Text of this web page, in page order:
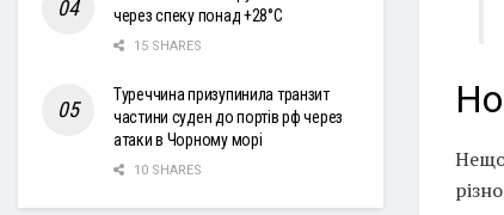
через спеку понад +28°С
15 SHARES
Туреччина призупинила транзит
частини суден до портів рф через
атаки в Чорному морі
10 SHARES